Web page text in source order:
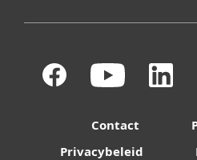
Contact
Privacybeleid